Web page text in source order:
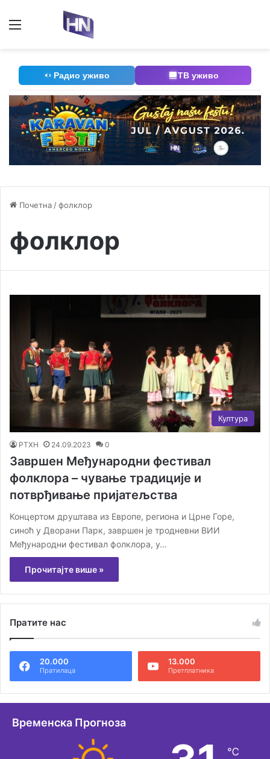
Радио уживо ТВ уживо
Почетна /фолклор
фолклор
Култура
РТХН 24.09.2023 0
Завршен Међународни фестивал
фолклора – чување традиције и
потврђивање пријатељства
Концертом друштава из Европе, региона и Црне Горе,
синоћ у Дворани Парк, завршен је тродневни ВИИ
Међународни фестивал фолклора, у…
Прочитајте више »
Пратите нас
20.000
Пратилаца
13.000
Претплатника
Временска Прогноза
℃